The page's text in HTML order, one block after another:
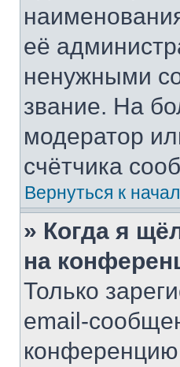
её
ненужными
звание. На
модератор
счётчика
Вернуться к
» Когда я
на
Только
email-